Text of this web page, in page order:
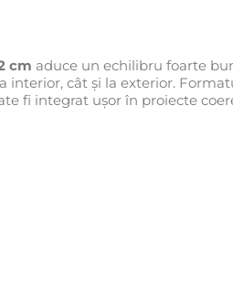
cm aduce un echilibru foarte
cât și la exterior.
fi integrat ușor în proiecte